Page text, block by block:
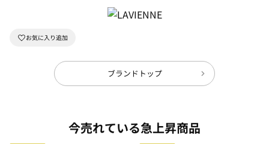
ブランドトップ
今売れている急上昇商品